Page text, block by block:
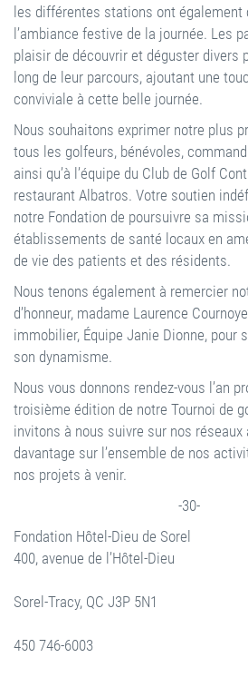
les différentes stations ont également
l’ambiance festive de la journée. Les
plaisir de découvrir et déguster divers
long de leur parcours, ajoutant une
conviviale à cette belle journée.
Nous souhaitons exprimer notre plus
tous les golfeurs, bénévoles,
ainsi qu’à l’équipe du Club de Golf
restaurant Albatros. Votre soutien
notre Fondation de poursuivre sa
établissements de santé locaux en
de vie des patients et des résidents.
Nous tenons également à remercier
d’honneur, madame Laurence
immobilier, Équipe Janie Dionne, pour
son dynamisme.
Nous vous donnons rendez-vous l’an
troisième édition de notre Tournoi de
invitons à nous suivre sur nos réseaux
davantage sur l’ensemble de nos
nos projets à venir.
-30-
Fondation Hôtel-
400, avenue de
Sorel-Tracy, QC
450 746-6003